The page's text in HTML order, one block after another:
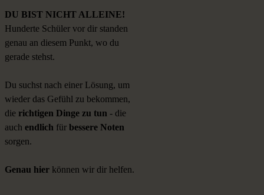
DU BIST NICHT ALLEINE!
Hunderte Schüler vor dir standen
genau an diesem Punkt, wo du
gerade stehst.
Du suchst nach einer Lösung, um
wieder das Gefühl zu bekommen,
die richtigen Dinge zu tun - die
auch endlich für bessere Noten
sorgen.
Genau hier können wir dir helfen.